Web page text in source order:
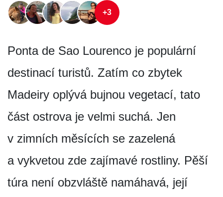
+3
Ponta de Sao Lourenco je populární
destinací turistů. Zatím co zbytek
Madeiry oplývá bujnou vegetací, tato
část ostrova je velmi suchá. Jen
v zimních měsících se zazelená
a vykvetou zde zajímavé rostliny. Pěší
túra není obzvláště namáhavá, její